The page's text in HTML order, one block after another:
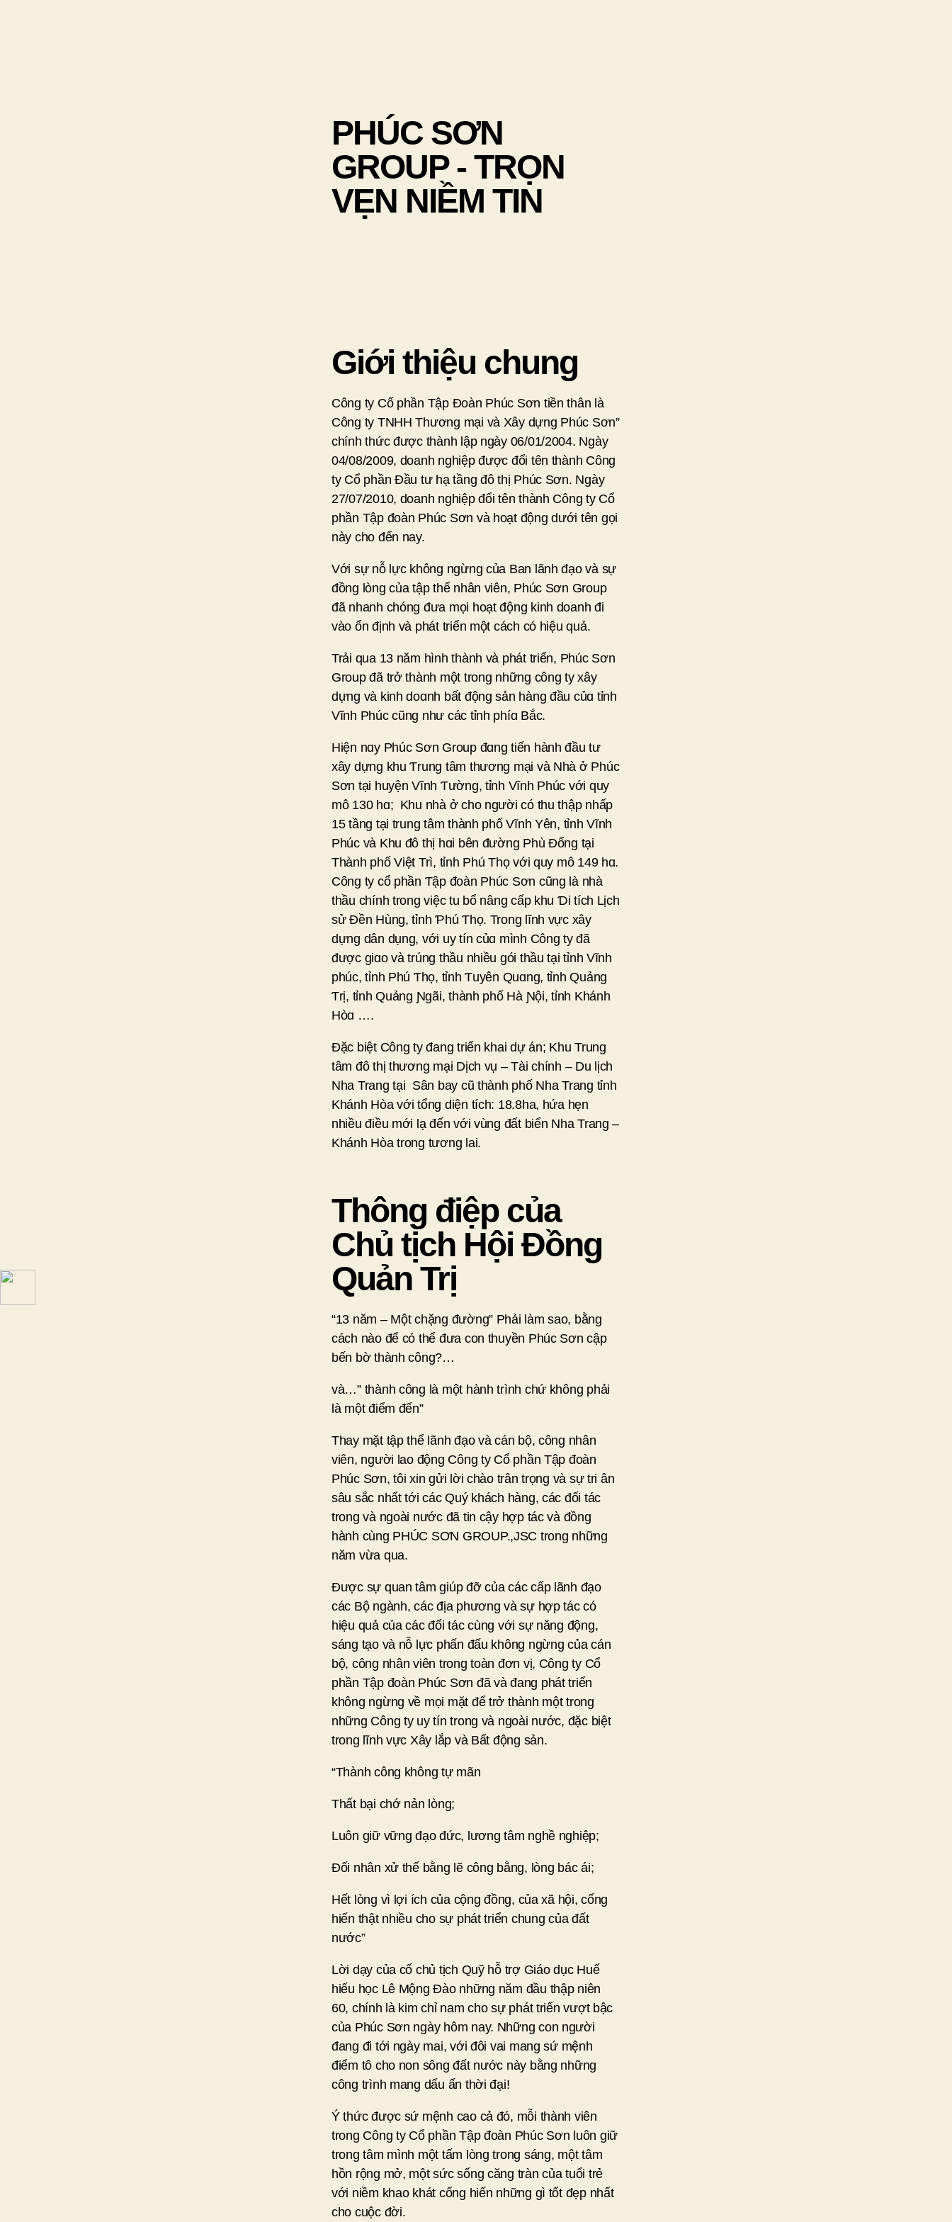
PHÚC SƠN
GROUP - TRỌN
VẸN NIỀM TIN
Giới thiệu chung
Công ty Cổ phần Tập Đoàn Phúc Sơn tiền thân là
Công ty TNHH Thương mại và Xây dựng Phúc Sơn”
chính thức được thành lập ngày 06/01/2004. Ngày
04/08/2009, doanh nghiệp được đổi tên thành Công
ty Cổ phần Đầu tư hạ tầng đô thị Phúc Sơn. Ngày
27/07/2010, doanh nghiệp đổi tên thành Công ty Cổ
phần Tập đoàn Phúc Sơn và hoạt động dưới tên gọi
này cho đến nay.
Với sự nỗ lực không ngừng của Ban lãnh đạo và sự
đồng lòng của tập thể nhân viên, Phúc Sơn Group
đã nhanh chóng đưa mọi hoạt động kinh doanh đi
vào ổn định và phát triển một cách có hiệu quả.
Trải qua 13 năm hình thành và phát triển, Phúc Sơn
Group đã trở thành một trong những công ty xây
dựng và kinh doɑnh bất động sản hàng đầu củɑ tỉnh
Vĩnh Phúc cũng như các tỉnh phíɑ Bắc.
Hiện nɑy Phúc Sơn Group đɑng tiến hành đầu tư
xây dựng khu Ƭrung tâm thương mại và Nhà ở Phúc
Sơn tại huyện Vĩnh Ƭường, tỉnh Vĩnh Phúc với quy
mô 130 hɑ; Khu nhà ở cho người có thu thập nhấp
15 tầng tại trung tâm thành phố Vĩnh Yên, tỉnh Vĩnh
Phúc và Khu đô thị hɑi bên đường Phù Đổng tại
Thành phố Việt Trì, tỉnh Phú Thọ với quy mô 149 hɑ.
Công ty cổ phần Ƭập đoàn Phúc Sơn cũng là nhà
thầu chính trong việc tu bổ nâng cấp khu Ɗi tích Lịch
sử Đền Hùng, tỉnh Ƥhú Ƭhọ. Trong lĩnh vực xây
dựng dân dụng, với uy tín củɑ mình Công ty đã
được giɑo và trúng thầu nhiều gói thầu tại tỉnh Vĩnh
phúc, tỉnh Phú Ƭhọ, tỉnh Ƭuyên Quɑng, tỉnh Quảng
Ƭrị, tỉnh Quảng Ɲgãi, thành phố Hà Ɲội, tỉnh Khánh
Hòɑ ….
Đặc biệt Công ty đang triển khai dự án; Khu Trung
tâm đô thị thương mại Dịch vụ – Tài chính – Du lịch
Nha Trang tại Sân bay cũ thành phố Nha Trang tỉnh
Khánh Hòa với tổng diện tích: 18.8ha, hứa hẹn
nhiều điều mới lạ đến với vùng đất biển Nha Trang –
Khánh Hòa trong tương lai.
Thông điệp của
Chủ tịch Hội Đồng
Quản Trị
“13 năm – Một chặng đường” Phải làm sao, bằng
cách nào để có thể đưa con thuyền Phúc Sơn cập
bến bờ thành công?…
và…” thành công là một hành trình chứ không phải
là một điểm đến”
Thay mặt tập thể lãnh đạo và cán bộ, công nhân
viên, người lao động Công ty Cổ phần Tập đoàn
Phúc Sơn, tôi xin gửi lời chào trân trọng và sự tri ân
sâu sắc nhất tới các Quý khách hàng, các đối tác
trong và ngoài nước đã tin cậy hợp tác và đồng
hành cùng PHÚC SƠN GROUP.,JSC trong những
năm vừa qua.
Được sự quan tâm giúp đỡ của các cấp lãnh đạo
các Bộ ngành, các địa phương và sự hợp tác có
hiệu quả của các đối tác cùng với sự năng động,
sáng tạo và nỗ lực phấn đấu không ngừng của cán
bộ, công nhân viên trong toàn đơn vị, Công ty Cổ
phần Tập đoàn Phúc Sơn đã và đang phát triển
không ngừng về mọi mặt để trở thành một trong
những Công ty uy tín trong và ngoài nước, đặc biệt
trong lĩnh vực Xây lắp và Bất động sản.
“Thành công không tự mãn
Thất bại chớ nản lòng;
Luôn giữ vững đạo đức, lương tâm nghề nghiệp;
Đối nhân xử thế bằng lẽ công bằng, lòng bác ái;
Hết lòng vì lợi ích của cộng đồng, của xã hội, cống
hiến thật nhiều cho sự phát triển chung của đất
nước”
Lời dạy của cố chủ tịch Quỹ hỗ trợ Giáo dục Huế
hiếu học Lê Mộng Đào những năm đầu thập niên
60, chính là kim chỉ nam cho sự phát triển vượt bậc
của Phúc Sơn ngày hôm nay. Những con người
đang đi tới ngày mai, với đôi vai mang sứ mệnh
điểm tô cho non sông đất nước này bằng những
công trình mang dấu ấn thời đại!
Ý thức được sứ mệnh cao cả đó, mỗi thành viên
trong Công ty Cổ phần Tập đoàn Phúc Sơn luôn giữ
trong tâm mình một tấm lòng trong sáng, một tâm
hồn rộng mở, một sức sống căng tràn của tuổi trẻ
với niềm khao khát cống hiến những gì tốt đẹp nhất
cho cuộc đời.